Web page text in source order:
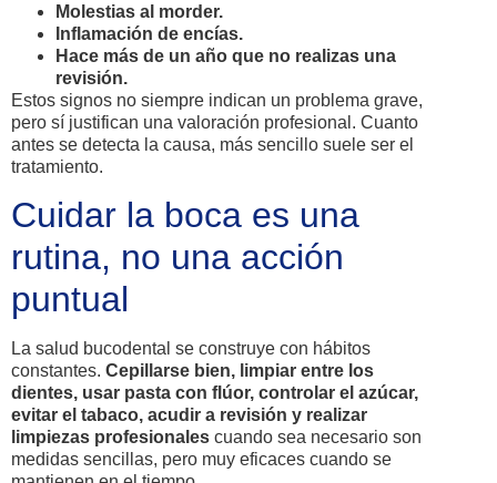
Molestias al morder.
Inflamación de encías.
Hace más de un año que no realizas una
revisión.
Estos signos no siempre indican un problema grave,
pero sí justifican una valoración profesional. Cuanto
antes se detecta la causa, más sencillo suele ser el
tratamiento.
Cuidar la boca es una
rutina, no una acción
puntual
La salud bucodental se construye con hábitos
constantes. Cepillarse bien, limpiar entre los
dientes, usar pasta con flúor, controlar el azúcar,
evitar el tabaco, acudir a revisión y realizar
limpiezas profesionales cuando sea necesario son
medidas sencillas, pero muy eficaces cuando se